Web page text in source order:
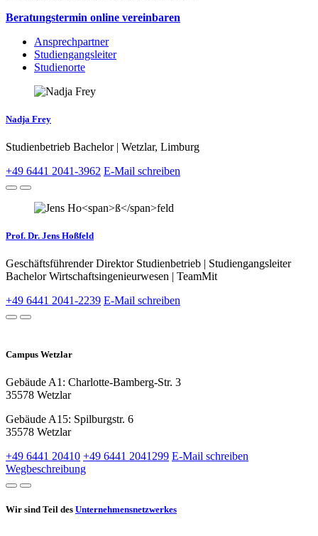
Beratungstermin online vereinbaren
Ansprechpartner
Studiengangsleiter
Studienorte
Nadja Frey
Studienbetrieb Bachelor | Wetzlar, Limburg
+49 6441 2041-3962 E-Mail schreiben
Prof. Dr. Jens Hoßfeld
Geschäftsführender Direktor Studienbetrieb | Studiengangsleiter
Bachelor Wirtschaftsingenieurwesen | TeamMit
+49 6441 2041-2239 E-Mail schreiben
Campus Wetzlar
Gebäude A1: Charlotte-Bamberg-Str. 3
35578 Wetzlar
Gebäude A15: Spilburgstr. 6
35578 Wetzlar
+49 6441 20410 +49 6441 2041299 E-Mail schreiben
Wegbeschreibung
Wir sind Teil des Unternehmensnetzwerkes